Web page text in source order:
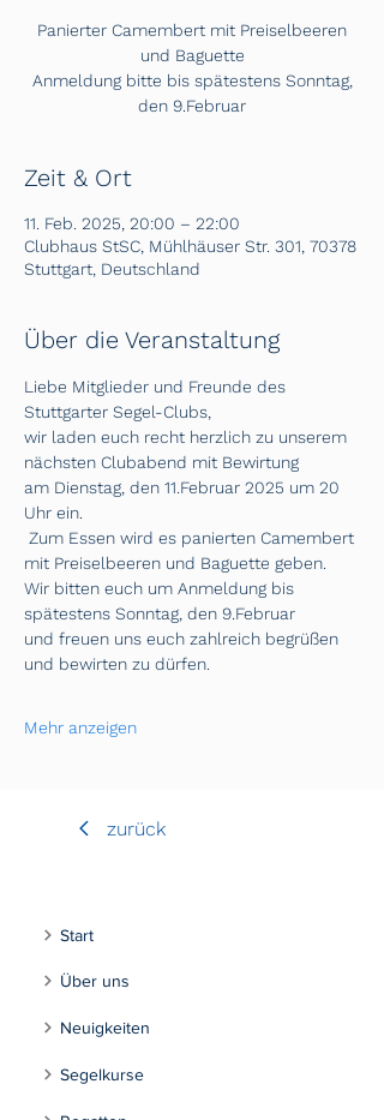
Panierter Camembert mit Preiselbeeren
und Baguette
Anmeldung bitte bis spätestens Sonntag,
den 9.Februar
Zeit & Ort
11. Feb. 2025, 20:00 – 22:00
Clubhaus StSC, Mühlhäuser Str. 301, 70378
Stuttgart, Deutschland
Über die Veranstaltung
Liebe Mitglieder und Freunde des
Stuttgarter Segel-Clubs,
wir laden euch recht herzlich zu unserem
nächsten Clubabend mit Bewirtung
am Dienstag, den 11.Februar 2025 um 20
Uhr ein.
mit Preiselbeeren und Baguette geben.
Wir bitten euch um Anmeldung bis
spätestens Sonntag, den 9.Februar
und freuen uns euch zahlreich begrüßen
und bewirten zu dürfen.
Mehr anzeigen
zurück
Start
Über uns
Neuigkeiten
Segelkurse